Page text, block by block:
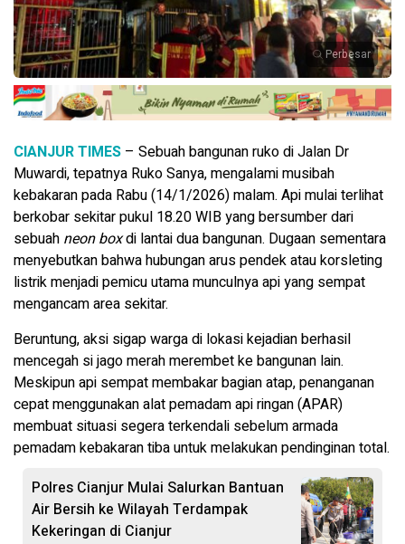
Perbesar
CIANJUR TIMES – Sebuah bangunan ruko di Jalan Dr
Muwardi, tepatnya Ruko Sanya, mengalami musibah
kebakaran pada Rabu (14/1/2026) malam. Api mulai terlihat
berkobar sekitar pukul 18.20 WIB yang bersumber dari
sebuah neon boxdi lantai dua bangunan. Dugaan sementara
menyebutkan bahwa hubungan arus pendek atau korsleting
listrik menjadi pemicu utama munculnya api yang sempat
mengancam area sekitar.
Beruntung, aksi sigap warga di lokasi kejadian berhasil
mencegah si jago merah merembet ke bangunan lain.
Meskipun api sempat membakar bagian atap, penanganan
cepat menggunakan alat pemadam api ringan (APAR)
membuat situasi segera terkendali sebelum armada
pemadam kebakaran tiba untuk melakukan pendinginan total.
Polres Cianjur Mulai Salurkan Bantuan
Air Bersih ke Wilayah Terdampak
Kekeringan di Cianjur